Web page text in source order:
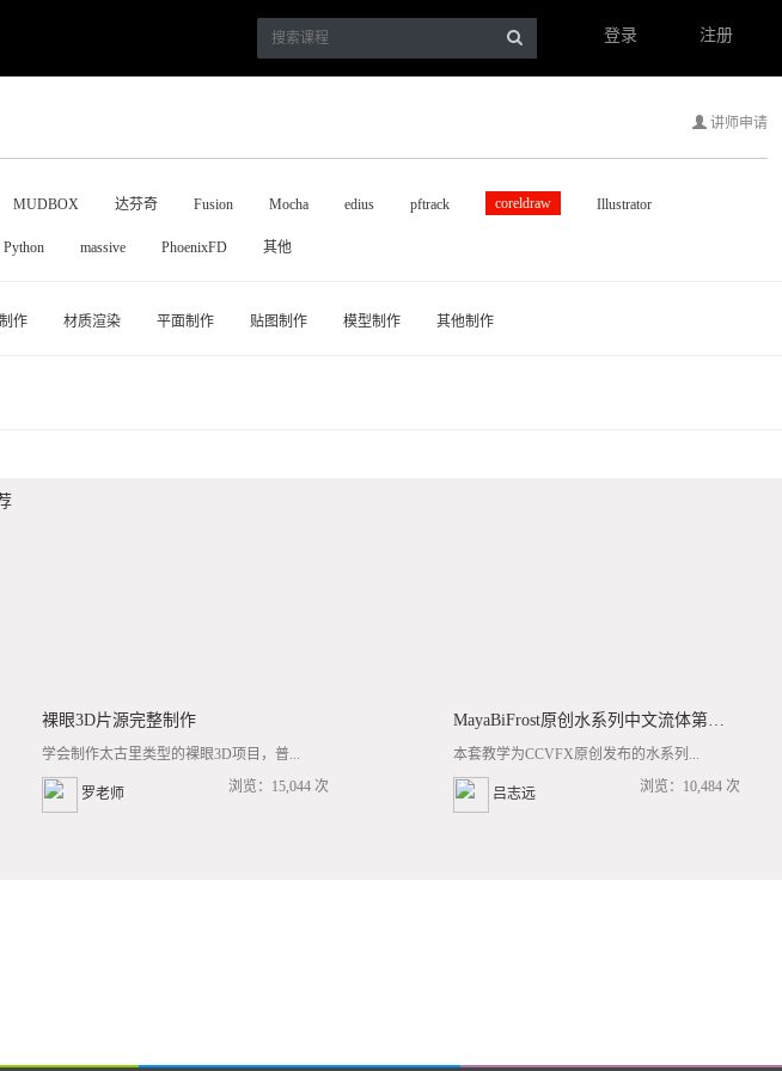
登录 注册
讲师申请
MUDBOX 达芬奇 Fusion Mocha edius pftrack coreldraw Illustrator
Python massive PhoenixFD 其他
作 材质渲染 平面制作 贴图制作 模型制作 其他制作
裸眼3D片源完整制作
学会制作太古里类型的裸眼3D项目，普...
罗老师 浏览：15,044 次
MayaBiFrost原创水系列中文流体第三套BF基础/高阶案例全流程教学
本套教学为CCVFX原创发布的水系列...
吕志远 浏览：10,484 次